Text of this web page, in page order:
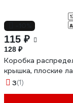
115 ₽
128 ₽
Коробка
крышка, плоские
3(1)